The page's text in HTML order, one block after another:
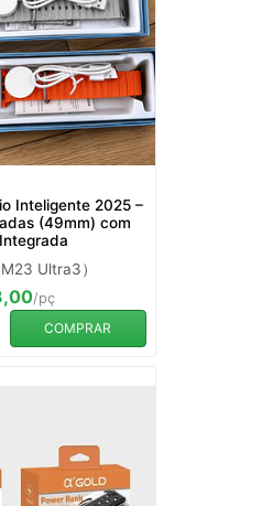
Inteligente 2025 –
(49mm) com
Ultra3）
/pç
COMPRAR